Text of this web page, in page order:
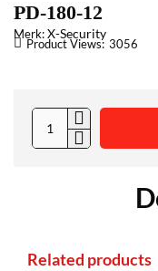
PD-180-12
Merk:X-Security
Product Views: 3056
Related products